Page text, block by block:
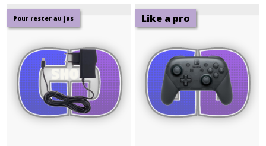
Pour rester au jus Like a pro